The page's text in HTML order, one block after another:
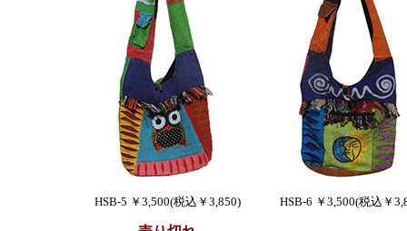
HSB-5 ￥3,500(税込￥3,850) HSB-6 ￥3,500(税込￥